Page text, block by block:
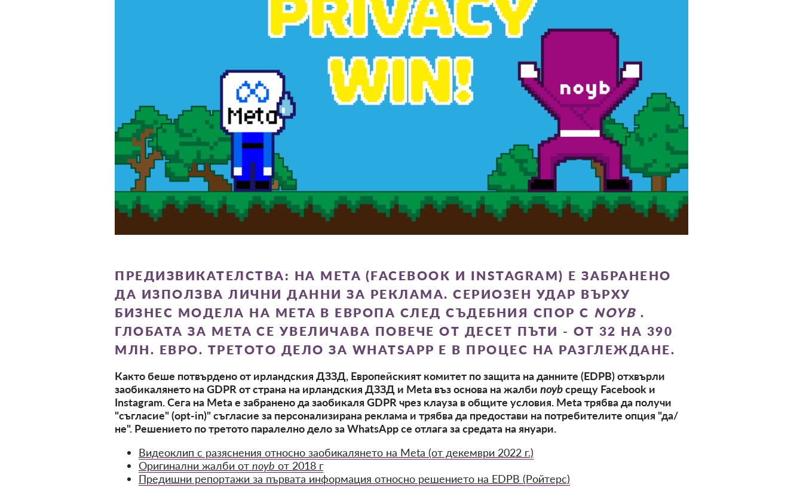
ПРЕДИЗВИКАТЕЛСТВА: НА META (FACEBOOK И INSTAGRAM) Е ЗАБРАНЕНО
ДА ИЗПОЛЗВА ЛИЧНИ ДАННИ ЗА РЕКЛАМА. СЕРИОЗЕН УДАР ВЪРХУ
БИЗНЕС МОДЕЛА НА META В ЕВРОПА СЛЕД СЪДЕБНИЯ СПОР С NOYB .
ГЛОБАТА ЗА META СЕ УВЕЛИЧАВА ПОВЕЧЕ ОТ ДЕСЕТ ПЪТИ - ОТ 32 НА 390
МЛН. ЕВРО. ТРЕТОТО ДЕЛО ЗА WHATSAPP Е В ПРОЦЕС НА РАЗГЛЕЖДАНЕ.
Както беше потвърдено от ирландския ДЗЗД, Европейският комитет по защита на данните (EDPB) отхвърли
заобикалянето на GDPR от страна на ирландския ДЗЗД и Meta въз основа на жалби noybсрещу Facebook и
Instagram. Сега на Meta е забранено да заобикаля GDPR чрез клауза в общите условия. Metaтрябва да получи
"съгласие" (opt-in)" съгласие за персонализирана реклама и трябва да предостави на потребителите опция "да/
не". Решението по третото паралелно дело за WhatsApp се отлага за средата на януари.
Видеоклип с разяснения относно заобикалянето на Meta (от декември 2022 г.)
Оригинални жалби от noyb от 2018 г
Предишни репортажи за първата информация относно решението на EDPB (Ройтерс)